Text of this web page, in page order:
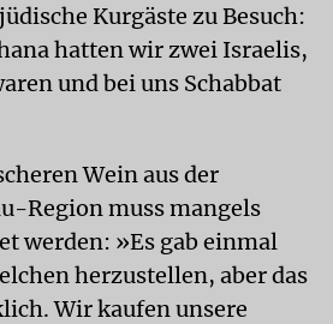
Kurgäste zu Besuch:
hatten wir zwei Israelis,
und bei uns Schabbat
Wein aus der
Region muss mangels
werden: »Es gab einmal
herzustellen, aber das
Wir kaufen unsere